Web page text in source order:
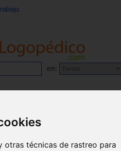
otras técnicas de rastreo para
en: